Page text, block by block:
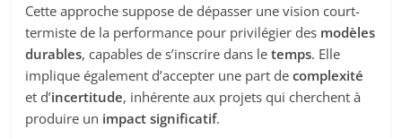
Cette approche suppose de dépasser une vision court-
termiste de la performance pour privilégier des modèles
durables, capables de s’inscrire dans letemps. Elle
implique également d’accepter une part decomplexité
et d’incertitude, inhérente aux projets qui cherchent à
produire un impact significatif.